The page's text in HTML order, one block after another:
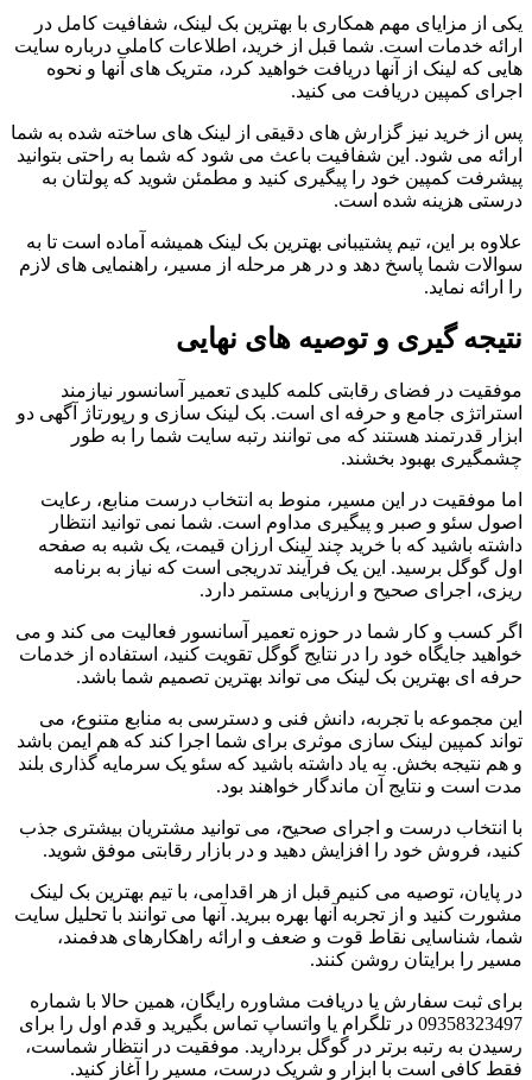
یکی از مزایای مهم همکاری با بهترین بک لینک، شفافیت کامل در
ارائه خدمات است. شما قبل از خرید، اطلاعات کاملی درباره سایت
هایی که لینک از آنها دریافت خواهید کرد، متریک های آنها و نحوه
اجرای کمپین دریافت می کنید.
پس از خرید نیز گزارش های دقیقی از لینک های ساخته شده به شما
ارائه می شود. این شفافیت باعث می شود که شما به راحتی بتوانید
پیشرفت کمپین خود را پیگیری کنید و مطمئن شوید که پولتان به
درستی هزینه شده است.
علاوه بر این، تیم پشتیبانی بهترین بک لینک همیشه آماده است تا به
سوالات شما پاسخ دهد و در هر مرحله از مسیر، راهنمایی های لازم
را ارائه نماید.
نتیجه گیری و توصیه های نهایی
موفقیت در فضای رقابتی کلمه کلیدی تعمیر آسانسور نیازمند
استراتژی جامع و حرفه ای است. بک لینک سازی و رپورتاژ آگهی دو
ابزار قدرتمند هستند که می توانند رتبه سایت شما را به طور
چشمگیری بهبود بخشند.
اما موفقیت در این مسیر، منوط به انتخاب درست منابع، رعایت
اصول سئو و صبر و پیگیری مداوم است. شما نمی توانید انتظار
داشته باشید که با خرید چند لینک ارزان قیمت، یک شبه به صفحه
اول گوگل برسید. این یک فرآیند تدریجی است که نیاز به برنامه
ریزی، اجرای صحیح و ارزیابی مستمر دارد.
اگر کسب و کار شما در حوزه تعمیر آسانسور فعالیت می کند و می
خواهید جایگاه خود را در نتایج گوگل تقویت کنید، استفاده از خدمات
حرفه ای بهترین بک لینک می تواند بهترین تصمیم شما باشد.
این مجموعه با تجربه، دانش فنی و دسترسی به منابع متنوع، می
تواند کمپین لینک سازی موثری برای شما اجرا کند که هم ایمن باشد
و هم نتیجه بخش. به یاد داشته باشید که سئو یک سرمایه گذاری بلند
مدت است و نتایج آن ماندگار خواهند بود.
با انتخاب درست و اجرای صحیح، می توانید مشتریان بیشتری جذب
کنید، فروش خود را افزایش دهید و در بازار رقابتی موفق شوید.
در پایان، توصیه می کنیم قبل از هر اقدامی، با تیم بهترین بک لینک
مشورت کنید و از تجربه آنها بهره ببرید. آنها می توانند با تحلیل سایت
شما، شناسایی نقاط قوت و ضعف و ارائه راهکارهای هدفمند،
مسیر را برایتان روشن کنند.
برای ثبت سفارش یا دریافت مشاوره رایگان، همین حالا با شماره
09358323497 در تلگرام یا واتساپ تماس بگیرید و قدم اول را برای
رسیدن به رتبه برتر در گوگل بردارید. موفقیت در انتظار شماست،
فقط کافی است با ابزار و شریک درست، مسیر را آغاز کنید.